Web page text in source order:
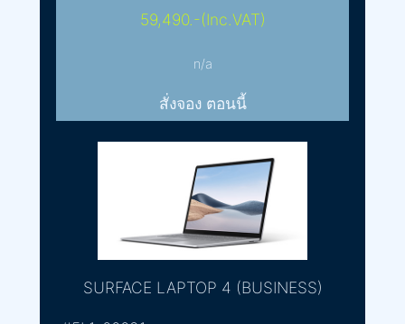
59,490.-(Inc.VAT)
n/a
สั่งจอง ตอนนี้
SURFACE LAPTOP 4 (BUSINESS)